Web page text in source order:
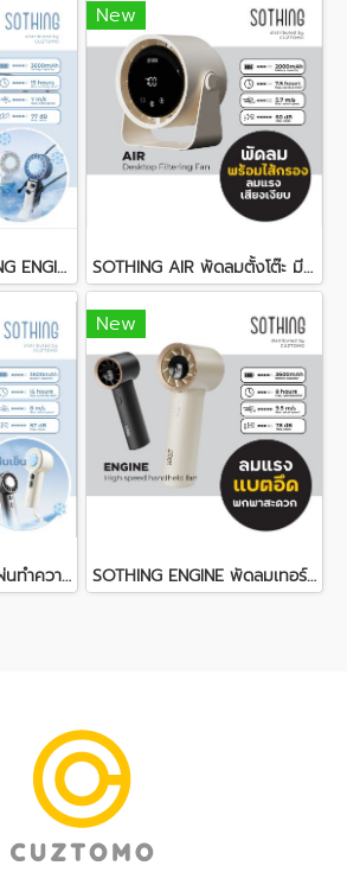
พัดลมเทอร์โบ SOTHING ENGINE ICE Z มีแผ่นทำความเย็น
New
SOTHING AIR พัดลมตั้งโต๊ะ มีไส้กรองฝุ่น
พัดลมเทอร์โบ พร้อมแผ่นทำความเย็น SOTHING - Engine ICE
New
SOTHING ENGINE พัดลมเทอร์โบ